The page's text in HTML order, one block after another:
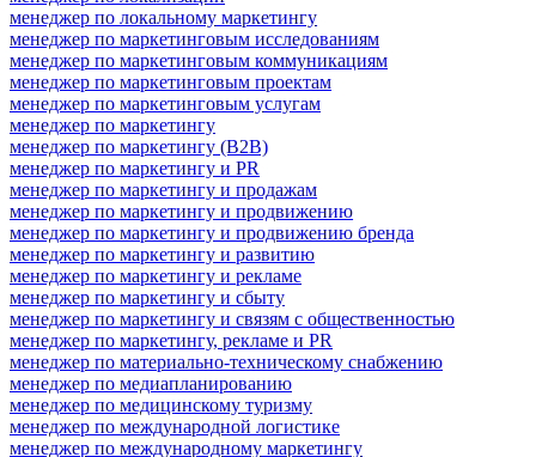
менеджер по локальному маркетингу
менеджер по маркетинговым исследованиям
менеджер по маркетинговым коммуникациям
менеджер по маркетинговым проектам
менеджер по маркетинговым услугам
менеджер по маркетингу
менеджер по маркетингу (B2B)
менеджер по маркетингу и PR
менеджер по маркетингу и продажам
менеджер по маркетингу и продвижению
менеджер по маркетингу и продвижению бренда
менеджер по маркетингу и развитию
менеджер по маркетингу и рекламе
менеджер по маркетингу и сбыту
менеджер по маркетингу и связям с общественностью
менеджер по маркетингу, рекламе и PR
менеджер по материально-техническому снабжению
менеджер по медиапланированию
менеджер по медицинскому туризму
менеджер по международной логистике
менеджер по международному маркетингу